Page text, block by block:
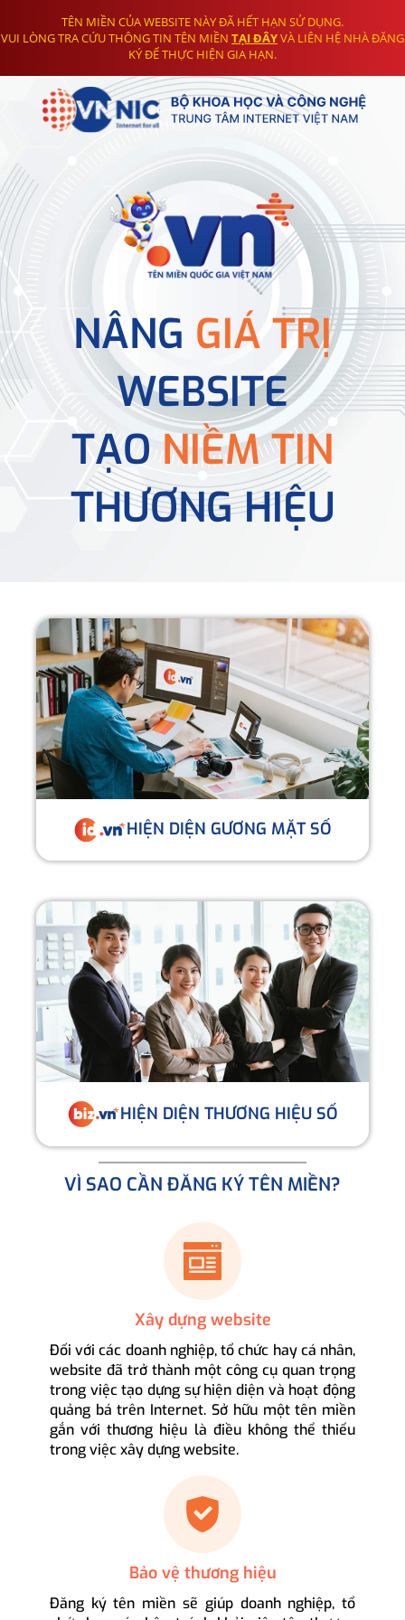
TÊN MIỀN CỦA WEBSITE NÀY ĐÃ HẾT HẠN SỬ DỤNG.
VUI LÒNG TRA CỨU THÔNG TIN TÊN MIỀN TẠI ĐÂYVÀ LIÊN HỆ NHÀ ĐĂNG
KÝ ĐỂ THỰC HIỆN GIA HẠN.
NÂNG GIÁ TRỊ
WEBSITE
TẠONIỀM TIN
THƯƠNG HIỆU
HIỆN DIỆN GƯƠNG MẶT SỐ
HIỆN DIỆN THƯƠNG HIỆU SỐ
VÌ SAO CẦN ĐĂNG KÝ TÊN MIỀN?
Xây dựng website
Đối với các doanh nghiệp, tổ chức hay cá nhân,
website đã trở thành một công cụ quan trọng
trong việc tạo dựng sự hiện diện và hoạt động
quảng bá trên Internet. Sở hữu một tên miền
gắn với thương hiệu là điều không thể thiếu
trong việc xây dựng website.
Bảo vệ thương hiệu
Đăng ký tên miền sẽ giúp doanh nghiệp, tổ